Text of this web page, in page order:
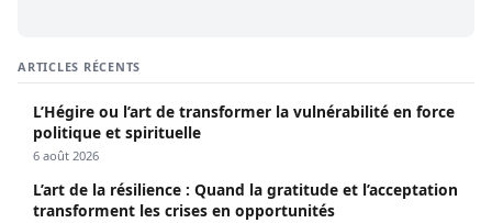
ARTICLES RÉCENTS
L’Hégire ou l’art de transformer la vulnérabilité en force
politique et spirituelle
6 août 2026
L’art de la résilience : Quand la gratitude et l’acceptation
transforment les crises en opportunités